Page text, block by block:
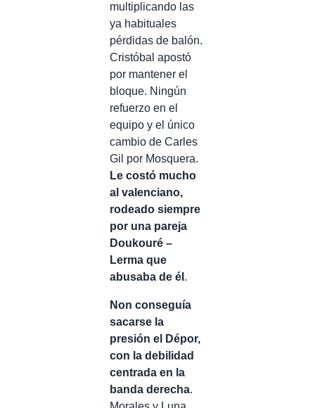
multiplicando las
ya habituales
pérdidas de balón.
Cristóbal apostó
por mantener el
bloque. Ningún
refuerzo en el
equipo y el único
cambio de Carles
Gil por Mosquera.
Le costó mucho
al valenciano,
rodeado siempre
por una pareja
Doukouré –
Lerma que
abusaba de él .
Non conseguía
sacarse la
presión el Dépor,
con la debilidad
centrada en la
banda derecha.